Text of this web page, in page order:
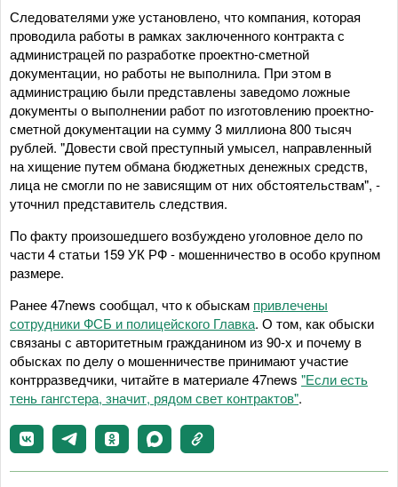
Следователями уже установлено, что компания, которая
проводила работы в рамках заключенного контракта с
администрацей по разработке проектно-сметной
документации, но работы не выполнила. При этом в
администрацию были представлены заведомо ложные
документы о выполнении работ по изготовлению проектно-
сметной документации на сумму 3 миллиона 800 тысяч
рублей. "Довести свой преступный умысел, направленный
на хищение путем обмана бюджетных денежных средств,
лица не смогли по не зависящим от них обстоятельствам", -
уточнил представитель следствия.
По факту произошедшего возбуждено уголовное дело по
части 4 статьи 159 УК РФ - мошенничество в особо крупном
размере.
Ранее 47news сообщал, что к обыскам привлечены
сотрудники ФСБ и полицейского Главка. О том, как обыски
связаны с авторитетным гражданином из 90-х и почему в
обысках по делу о мошенничестве принимают участие
контрразведчики, читайте в материале 47news "Если есть
тень гангстера, значит, рядом свет контрактов".